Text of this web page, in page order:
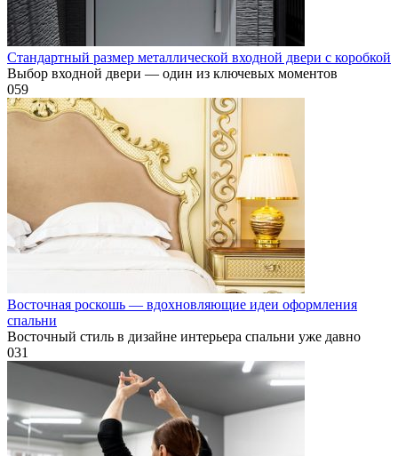
Стандартный размер металлической входной двери с коробкой
Выбор входной двери — один из ключевых моментов
059
Восточная роскошь — вдохновляющие идеи оформления
спальни
Восточный стиль в дизайне интерьера спальни уже давно
031